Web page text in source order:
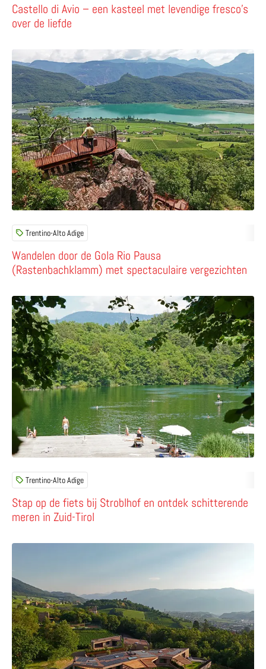
Castello di Avio – een kasteel met levendige fresco’s
over de liefde
Wandelen door de Gola Rio Pausa
(Rastenbachklamm) met spectaculaire vergezichten
Trentino-Alto Adige
Lees meer over Wandelen door de Gola Rio Pausa
Stap op de fiets bij Stroblhof en ontdek schitterende
meren in Zuid-Tirol
Trentino-Alto Adige
Lees meer over Stap op de fiets bij Stroblhof en ontdek